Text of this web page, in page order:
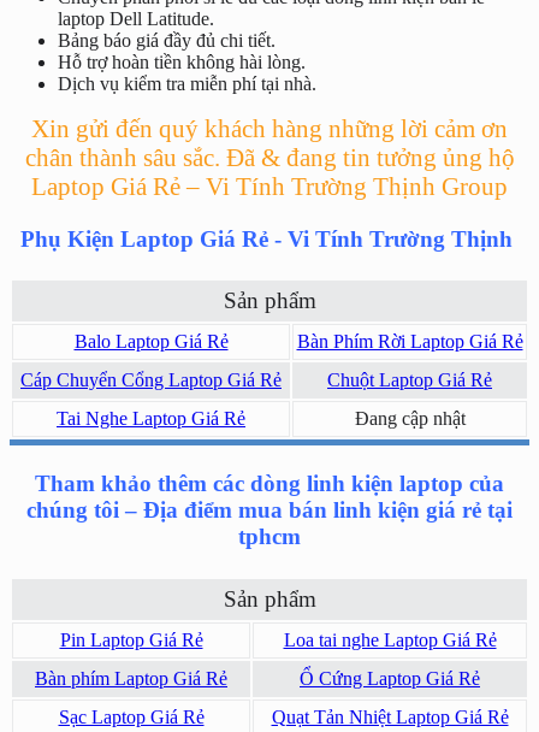
laptop Dell Latitude.
Bảng báo giá đầy đủ chi tiết.
Hỗ trợ hoàn tiền không hài lòng.
Dịch vụ kiểm tra miễn phí tại nhà.
Xin gửi đến quý khách hàng những lời cảm ơn
chân thành sâu sắc. Đã & đang tin tưởng ủng hộ
Laptop Giá Rẻ – Vi Tính Trường Thịnh Group
Phụ Kiện Laptop Giá Rẻ - Vi Tính Trường Thịnh
Sản phẩm
Balo Laptop Giá Rẻ
Bàn Phím Rời Laptop Giá Rẻ
Cáp Chuyển Cổng Laptop Giá Rẻ
Chuột Laptop Giá Rẻ
Tai Nghe Laptop Giá Rẻ
Đang cập nhật
Tham khảo thêm các dòng linh kiện laptop của
chúng tôi – Địa điểm mua bán linh kiện giá rẻ tại
tphcm
Sản phẩm
Pin Laptop Giá Rẻ
Loa tai nghe Laptop Giá Rẻ
Bàn phím Laptop Giá Rẻ
Ổ Cứng Laptop Giá Rẻ
Sạc Laptop Giá Rẻ
Quạt Tản Nhiệt Laptop Giá Rẻ